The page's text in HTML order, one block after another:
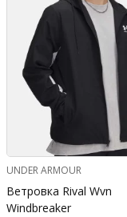
UNDER ARMOUR
Ветровка Rival Wvn
Windbreaker